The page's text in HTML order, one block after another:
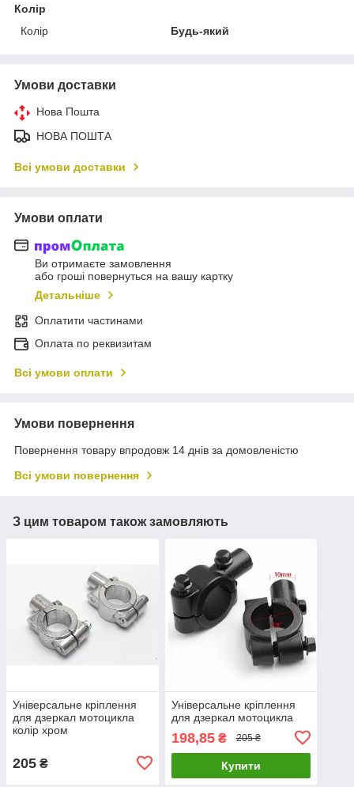
Колір
Колір
Будь-який
Умови доставки
Нова Пошта
НОВА ПОШТА
Всі умови доставки
Умови оплати
Ви отримаєте замовлення
або гроші повернуться на вашу картку
Детальніше
Оплатити частинами
Оплата по реквизитам
Всі умови оплати
Умови повернення
Повернення товару впродовж 14 днів за домовленістю
Всі умови повернення
З цим товаром також замовляють
Універсальне кріплення
для дзеркал мотоцикла
колір хром
205 ₴
Універсальне кріплення
для дзеркал мотоцикла
198,85₴ 205 ₴
Купити